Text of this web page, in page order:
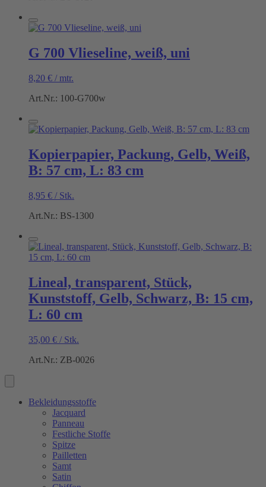
G 700 Vlieseline, weiß, uni
8,20 € / mtr.
Art.Nr.: 100-G700w
Kopierpapier, Packung, Gelb, Weiß,
B: 57 cm, L: 83 cm
8,95 € / Stk.
Art.Nr.: BS-1300
Lineal, transparent, Stück,
Kunststoff, Gelb, Schwarz, B: 15 cm,
L: 60 cm
35,00 € / Stk.
Art.Nr.: ZB-0026
Bekleidungsstoffe
Jacquard
Panneau
Festliche Stoffe
Spitze
Pailletten
Samt
Satin